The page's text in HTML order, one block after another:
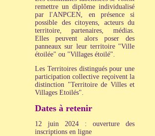
remettre un diplôme individualisé
par l'ANPCEN, en présence si
possible des citoyens, acteurs du
territoire, partenaires, médias.
Elles peuvent alors poser des
panneaux sur leur territoire "Ville
étoilée" ou "Villages étoilé".
Les Territoires distingués pour une
participation collective reçoivent la
distinction "Territoire de Villes et
Villages Etoilés".
Dates à retenir
12 juin 2024 : ouverture des
inscriptions en ligne